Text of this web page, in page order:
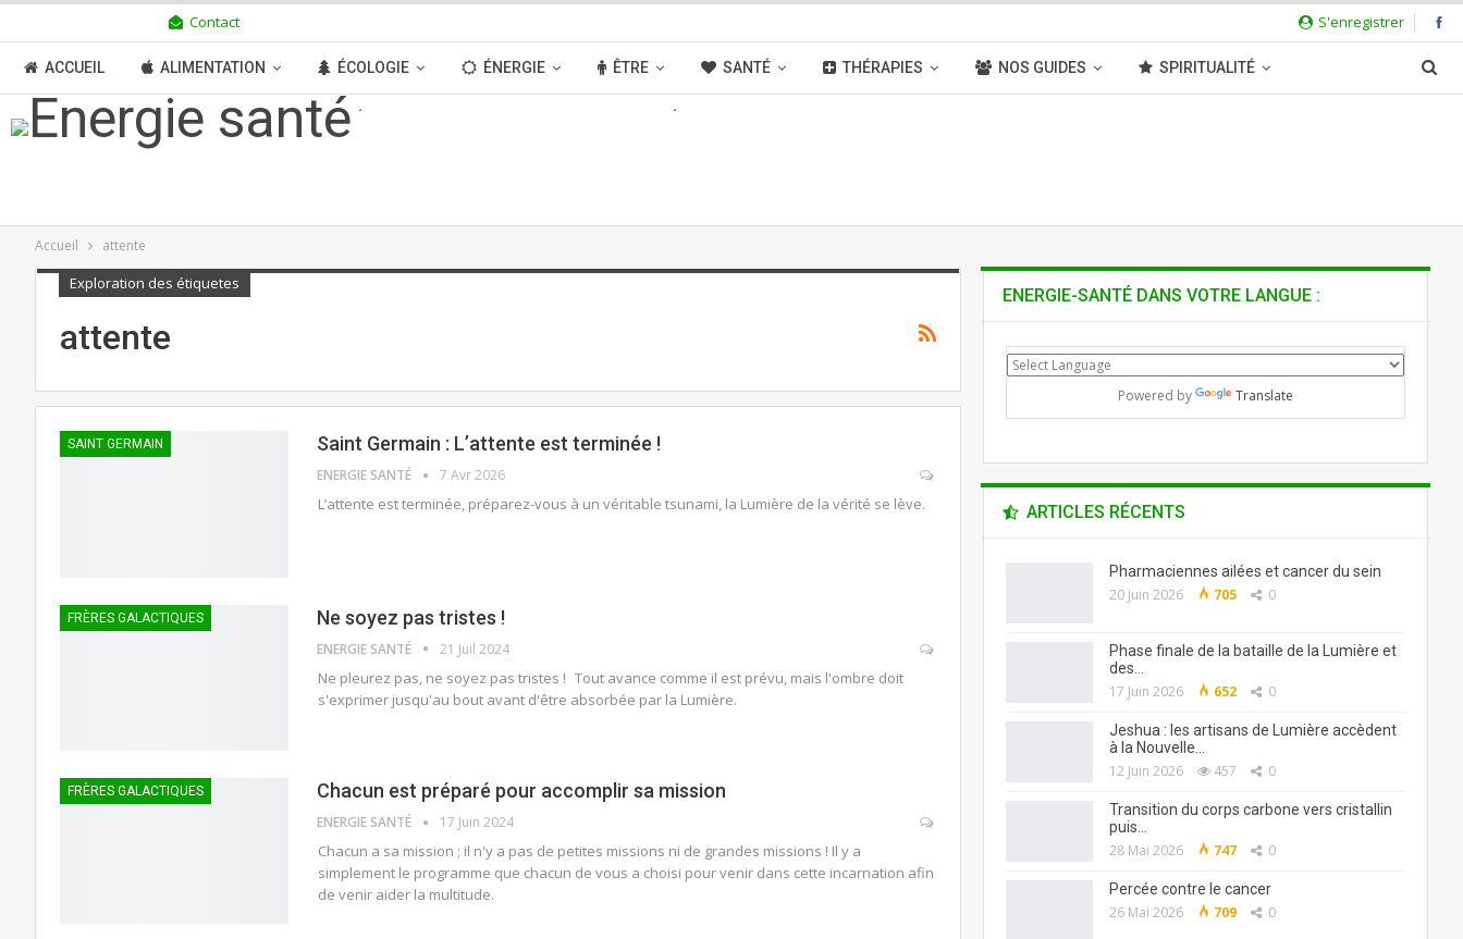
S'enregistrer
Contact
ACCUEIL ALIMENTATION ÉCOLOGIE ÉNERGIE ÊTRE SANTÉ THÉRAPIES NOS GUIDES SPIRITUALITÉ
TRANSITION BOUTIQUE MÉDIAS
Accueil attente
Exploration des étiquetes
attente
SAINT GERMAIN Saint Germain : L’attente est terminée !
ENERGIE SANTÉ 7 Avr 2026
L’attente est terminée, préparez-vous à un véritable tsunami, la Lumière de la vérité se lève.
FRÈRES GALACTIQUES Ne soyez pas tristes !
ENERGIE SANTÉ 21 Juil 2024
Ne pleurez pas, ne soyez pas tristes ! Tout avance comme il est prévu, mais l'ombre doit
s'exprimer jusqu'au bout avant d'être absorbée par la Lumière.
FRÈRES GALACTIQUES Chacun est préparé pour accomplir sa mission
ENERGIE SANTÉ 17 Juin 2024
Chacun a sa mission ; il n'y a pas de petites missions ni de grandes missions ! Il y a
simplement le programme que chacun de vous a choisi pour venir dans cette incarnation afin
de venir aider la multitude.
ENERGIE-SANTÉ DANS VOTRE LANGUE :
Powered by Translate
ARTICLES RÉCENTS
Pharmaciennes ailées et cancer du sein
20 Juin 2026 705 0
Phase finale de la bataille de la Lumière et
des…
17 Juin 2026 652 0
Jeshua : les artisans de Lumière accèdent
à la Nouvelle…
12 Juin 2026 457 0
Transition du corps carbone vers cristallin
puis…
28 Mai 2026 747 0
Percée contre le cancer
26 Mai 2026 709 0